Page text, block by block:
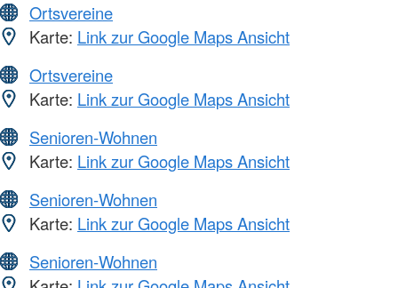
Ortsvereine
Karte: Link zur Google Maps Ansicht
Ortsvereine
Karte: Link zur Google Maps Ansicht
Senioren-Wohnen
Karte: Link zur Google Maps Ansicht
Senioren-Wohnen
Karte: Link zur Google Maps Ansicht
Senioren-Wohnen